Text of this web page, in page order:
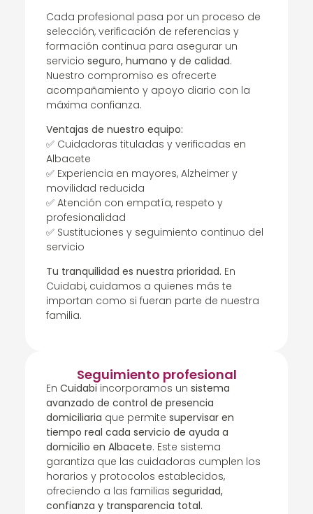
Cada profesional pasa por un proceso de
selección, verificación de referencias y
formación continua para asegurar un
servicio seguro, humano y de calidad.
Nuestro compromiso es ofrecerte
acompañamiento y apoyo diario con la
máxima confianza.
Ventajas de nuestro equipo:
✅ Cuidadoras tituladas y verificadas en
Albacete
✅ Experiencia en mayores, Alzheimer y
movilidad reducida
✅ Atención con empatía, respeto y
profesionalidad
✅ Sustituciones y seguimiento continuo del
servicio
Tu tranquilidad es nuestra prioridad. En
Cuidabi, cuidamos a quienes más te
importan como si fueran parte de nuestra
familia.
Seguimiento profesional
En Cuidabi incorporamos un sistema
avanzado de control de presencia
domiciliaria que permite supervisar en
tiempo real cada servicio de ayuda a
domicilio en Albacete. Este sistema
garantiza que las cuidadoras cumplen los
horarios y protocolos establecidos,
ofreciendo a las familias seguridad,
confianza y transparencia total.